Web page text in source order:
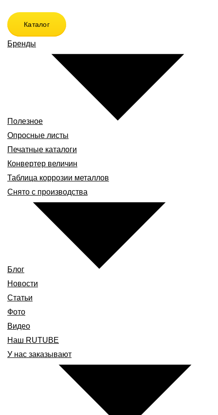
Каталог
Бренды
Полезное
Опросные листы
Печатные каталоги
Конвертер величин
Таблица коррозии металлов
Снято с производства
Блог
Новости
Статьи
Фото
Видео
Наш RUTUBE
У нас заказывают